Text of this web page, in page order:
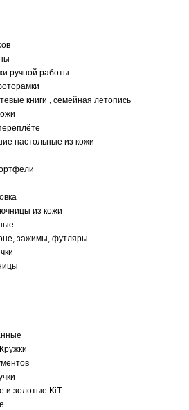
ручной работы
книги , семейная летопись
настольные из кожи
из кожи
зажимы, футляры
и золотые KiT